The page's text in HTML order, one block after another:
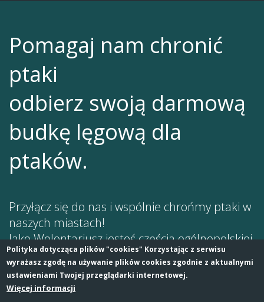
Pomagaj nam chronić
ptaki
odbierz swoją darmową
budkę lęgową dla
ptaków.
Przyłącz się do nas i wspólnie chrońmy ptaki w
naszych miastach!
Jako Wolontariusz jesteś częścią ogólnopolskiej
sieci osób, które interesują się ptakami. Dziel
się z innymi swoimi doświadczeniami i
spostrzeżeniami. Dołącz do grupy, dodawaj
Polityka dotycząca plików "cookies" Korzystając z serwisu
wyrażasz zgodę na używanie plików cookies zgodnie z aktualnymi
ustawieniami Twojej przeglądarki internetowej.
Więcej informacji